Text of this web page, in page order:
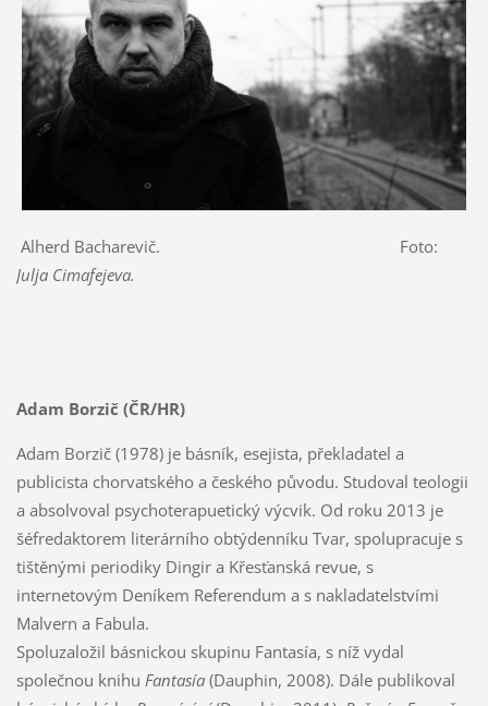
Alherd Bacharevič. Foto:
Julja Cimafejeva.
Adam Borzič (ČR/HR)
Adam Borzič (1978) je básník, esejista, překladatel a
publicista chorvatského a českého původu. Studoval teologii
a absolvoval psychoterapuetický výcvik. Od roku 2013 je
šéfredaktorem literárního obtýdenníku Tvar, spolupracuje s
tištěnými periodiky Dingir a Křesťanská revue, s
internetovým Deníkem Referendum a s nakladatelstvími
Malvern a Fabula.
Spoluzaložil básnickou skupinu Fantasía, s níž vydal
společnou knihu Fantasía(Dauphin, 2008). Dále publikoval